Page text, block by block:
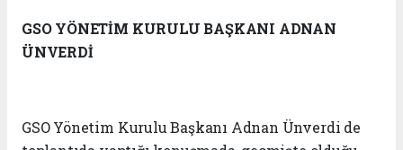
GSO YÖNETİM KURULU BAŞKANI ADNAN
ÜNVERDİ
GSO Yönetim Kurulu Başkanı Adnan Ünverdi de